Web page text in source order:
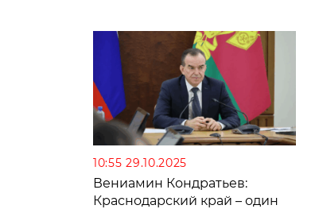
10:55 29.10.2025
Вениамин Кондратьев:
Краснодарский край – один